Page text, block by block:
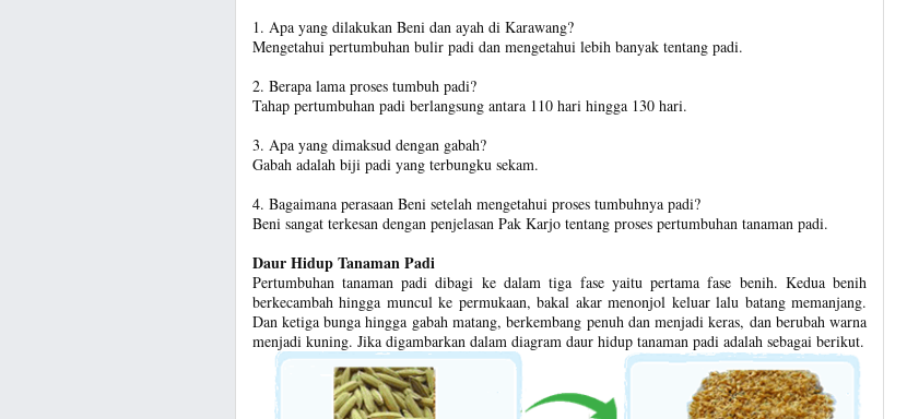
1. Apa yang dilakukan Beni dan ayah di Karawang?
Mengetahui pertumbuhan bulir padi dan mengetahui lebih banyak tentang padi.
2. Berapa lama proses tumbuh padi?
Tahap pertumbuhan padi berlangsung antara 110 hari hingga 130 hari.
3. Apa yang dimaksud dengan gabah?
Gabah adalah biji padi yang terbungku sekam.
4. Bagaimana perasaan Beni setelah mengetahui proses tumbuhnya padi?
Beni sangat terkesan dengan penjelasan Pak Karjo tentang proses pertumbuhan tanaman padi.
Daur Hidup Tanaman Padi
Pertumbuhan tanaman padi dibagi ke dalam tiga fase yaitu pertama fase benih. Kedua benih
berkecambah hingga muncul ke permukaan, bakal akar menonjol keluar lalu batang memanjang.
Dan ketiga bunga hingga gabah matang, berkembang penuh dan menjadi keras, dan berubah warna
menjadi kuning. Jika digambarkan dalam diagram daur hidup tanaman padi adalah sebagai berikut.